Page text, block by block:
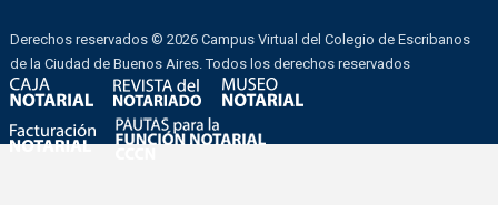
Derechos reservados © 2026 Campus Virtual del Colegio de Escribanos
de la Ciudad de Buenos Aires. Todos los derechos reservados